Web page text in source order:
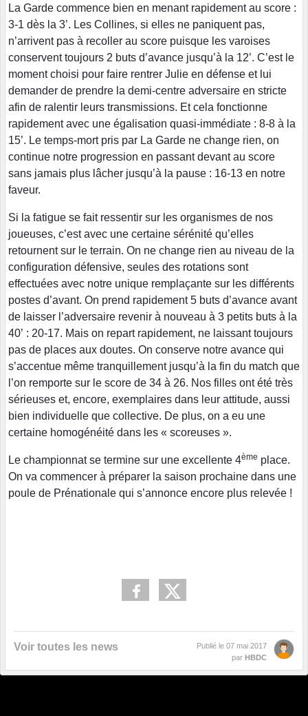
La Garde commence bien en menant rapidement au score :
3-1 dès la 3’. Les Collines, si elles ne paniquent pas,
n’arrivent pas à recoller au score puisque les varoises
conservent toujours 2 buts d’avance jusqu’à la 12’. C’est le
moment choisi pour faire rentrer Julie en défense et lui
demander de prendre la demi-centre adversaire en stricte
afin de ralentir leurs transmissions. Et cela fonctionne
rapidement avec une égalisation quasi-immédiate : 8-8 à la
15’. Le temps-mort pris par La Garde ne change rien, on
continue notre progression en passant devant au score
sans jamais plus lâcher jusqu’à la pause : 16-13 en notre
faveur.
Si la fatigue se fait ressentir sur les organismes de nos
joueuses, c’est avec une certaine sérénité qu’elles
retournent sur le terrain. On ne change rien au niveau de la
configuration défensive, seules des rotations sont
effectuées avec notre unique remplaçante sur les différents
postes d’avant. On prend rapidement 5 buts d’avance avant
de laisser l’adversaire revenir à nouveau à 3 petits buts à la
40’ : 20-17. Mais on repart rapidement, ne laissant toujours
pas de places aux doutes. On conserve notre avance qui
s’accentue même tranquillement jusqu’à la fin du match que
l’on remporte sur le score de 34 à 26. Nos filles ont été très
sérieuses et, encore, exemplaires dans leur attitude, aussi
bien individuelle que collective. De plus, on a eu une
certaine homogénéité dans les « scoreuses ».
Le championnat se termine sur une excellente 4ème place.
On va commencer à préparer la saison prochaine dans une
poule de Prénationale qui s’annonce encore plus relevée !
Voir toutes les news Publié le 07 mai 2017
par HBDC